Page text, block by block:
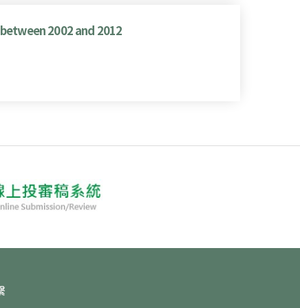
2002 and 2012